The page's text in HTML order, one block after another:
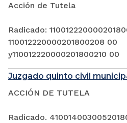
Acción de Tutela
Radicado:
110012220000201800208 00
y110012220000201800210 00
Juzgado quinto civil
ACCIÓN DE TUTELA
Radicado.